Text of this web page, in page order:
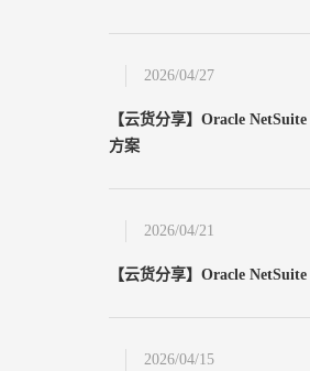
2026/04/27
【云货分享】Oracle
方案
2026/04/21
【云货分享】Oracle
2026/04/15